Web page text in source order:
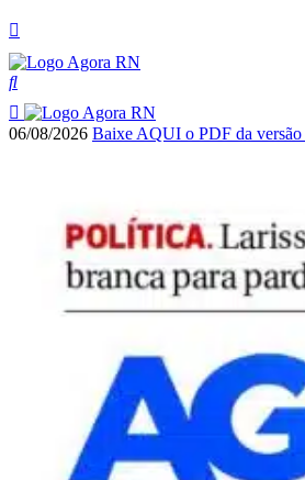
06/08/2026 Baixe AQUI o PDF da versão